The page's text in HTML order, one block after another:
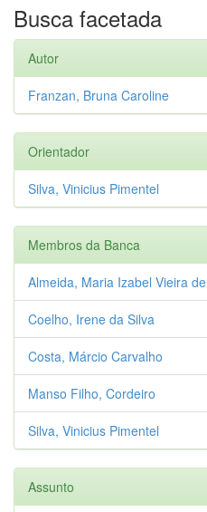
Busca facetada
Autor
Franzan, Bruna Caroline
Orientador
Silva, Vinicius Pimentel
Membros da Banca
Almeida, Maria Izabel Vieira de
Coelho, Irene da Silva
Costa, Márcio Carvalho
Manso Filho, Cordeiro
Silva, Vinicius Pimentel
Assunto